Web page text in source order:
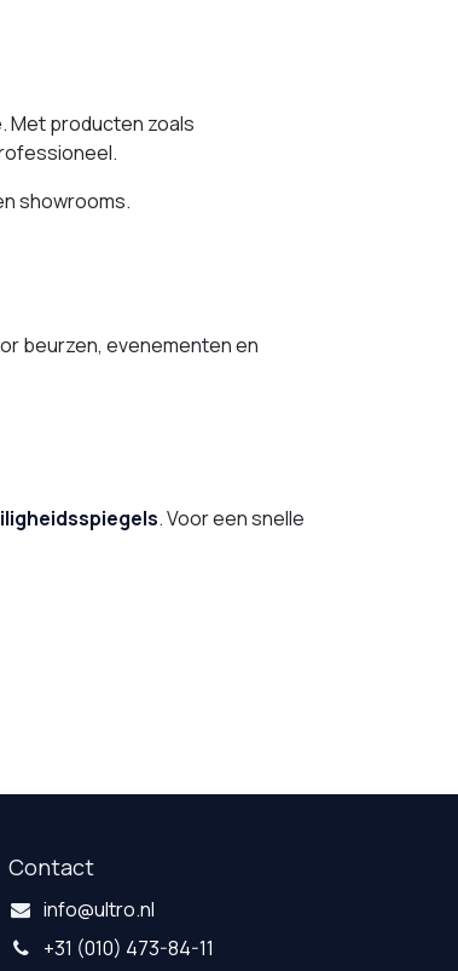
. Met producten zoals
showrooms.
beurzen, evenementen en
. Voor een snelle
Contact
info@ultro.nl
+31 (010) 473-84-11